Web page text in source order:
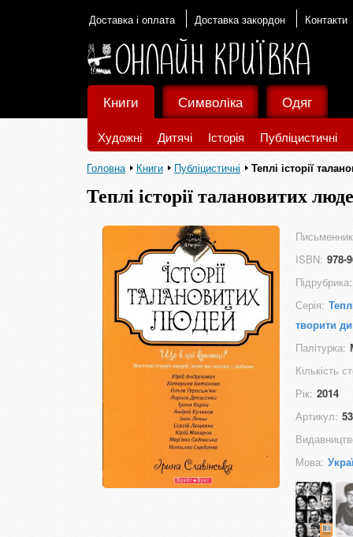
Доставка і оплата Доставка закордон Контакти
Книги
Художні Дитячі Історія Публіцистичні
Символіка Одяг
Головна Книги Публіцистичні Теплі історії
Теплі історії талановитих
ISBN: 978-
Підрубрика:
Серія:
творити
Палітурка:
Кількість
Рік: 2014
Артикул:
Мова: